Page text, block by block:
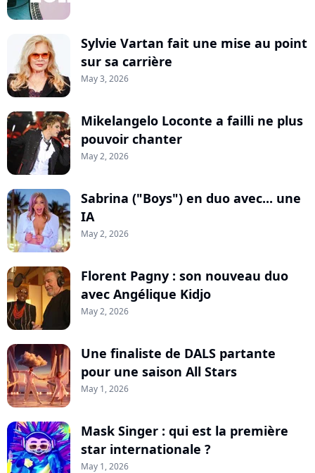
Sylvie Vartan fait une mise au point
sur sa carrière
May 3, 2026
Mikelangelo Loconte a failli ne plus
pouvoir chanter
May 2, 2026
Sabrina ("Boys") en duo avec... une
IA
May 2, 2026
Florent Pagny : son nouveau duo
avec Angélique Kidjo
May 2, 2026
Une finaliste de DALS partante
pour une saison All Stars
May 1, 2026
Mask Singer : qui est la première
star internationale ?
May 1, 2026